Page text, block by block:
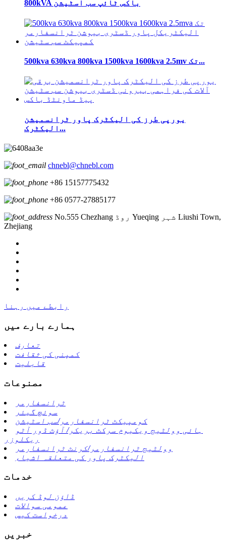
800kVA باکس ٹائپ سب اسٹیشن
500kva 630kva 800kva 1500kva 1600kva 2.5mv تک...
یورپی طرز کی الیکٹرک پاور ٹرانسمیشن
الیکٹرک...
chnebl@chnebl.com
+86 15157775432
+86 0577-27885177
No.555 Chezhang روڈ Yueqing شہر Liushi Town,
Zhejiang
رابطے میں رہنا
ہمارے بارے میں
تعارف
کمپنی کی ثقافت
قابلیت
مصنوعات
ٹرانسفارمر
سوئچ گیئر
کومپیکٹ ٹرانسفارمر/سب اسٹیشن
ہائی وولٹیج ویکیوم سرکٹ بریکر/ آؤٹ ڈور آٹو
ریکلوزر
وولٹیج ٹرانسفارمر/کرنٹ ٹرانسفارمر
الیکٹرک پاور کی متعلقہ اشیاء
خدمات
ڈاؤن لوڈ کریں
عمومی سوالات
درخواست کیس
خبریں